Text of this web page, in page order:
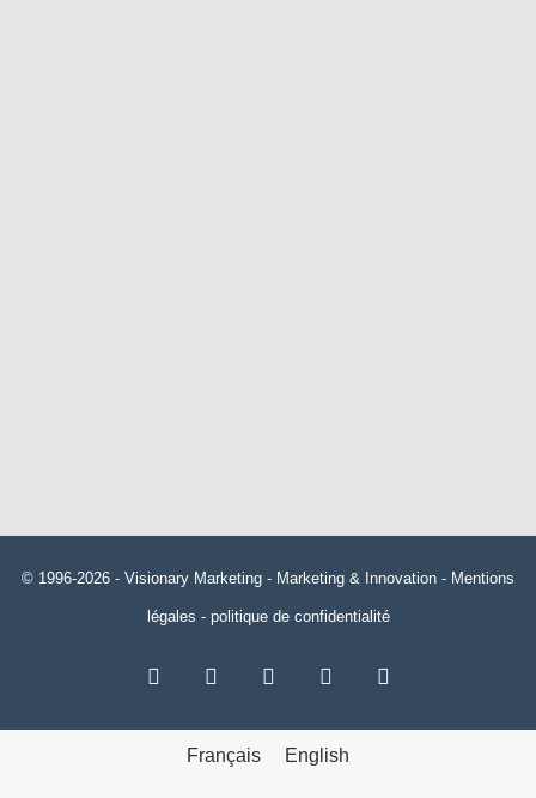
© 1996-2026 - Visionary Marketing - Marketing & Innovation - Mentions
légales - politique de confidentialité
Facebook Linkedin
Français English